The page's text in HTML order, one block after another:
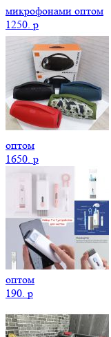
микрофонами оптом
1250. p
оптом
1650. p
оптом
190. p